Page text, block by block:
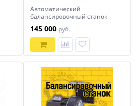
Автоматический
балансировочный станок
145 000 руб.